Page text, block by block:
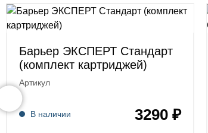
Барьер ЭКСПЕРТ Стандарт
(комплект картриджей)
Артикул
В наличии 3290 ₽